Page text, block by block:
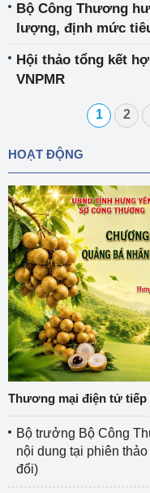
Bộ Công Thương
lượng, định mức
năm 2020
Hội thảo tổng kết
VNPMR
1 2
HOẠT ĐỘNG
Thương mại điện tử
Bộ trưởng Bộ Công
nội dung tại phiên
đổi)